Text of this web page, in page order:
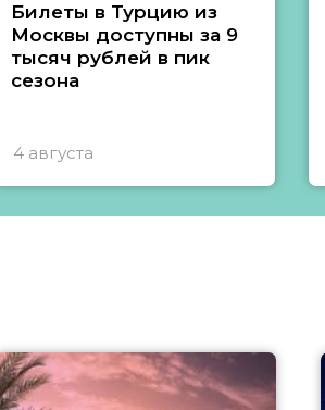
Билеты в Турцию из
Москвы доступны за 9
тысяч рублей в пик
сезона
4 августа